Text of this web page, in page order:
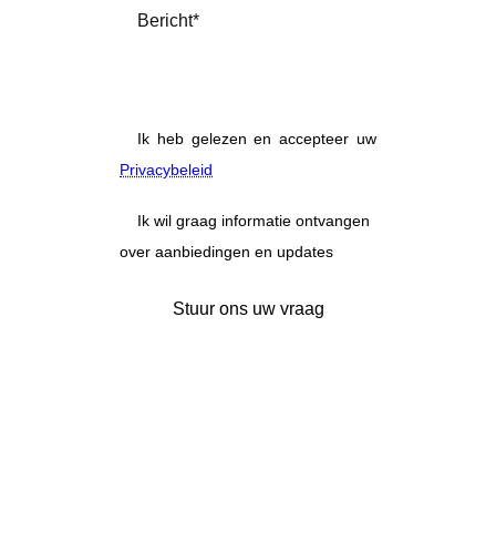
Ik heb gelezen en accepteer uw
Privacybeleid
Ik wil graag informatie ontvangen
over aanbiedingen en updates